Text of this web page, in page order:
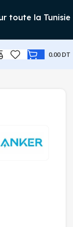
toute la Tunisie
0.00DT